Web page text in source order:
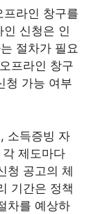
라인 창구를
신청은 인
절차가 필요
프라인 창구
청 가능 여부
소득증빙 자
제도마다
청 공고의 체
기간은 정책
차를 예상하